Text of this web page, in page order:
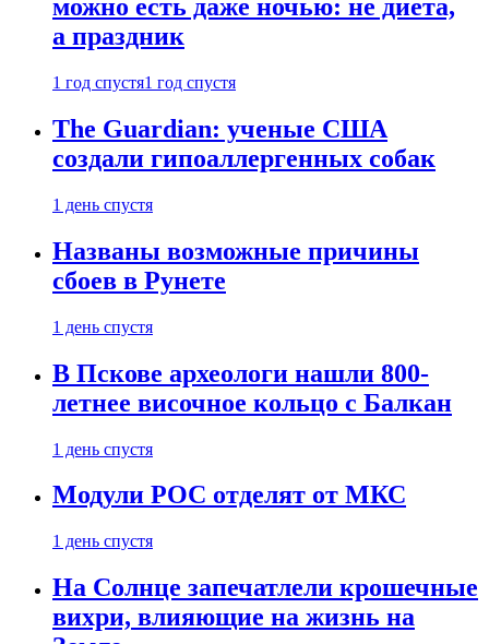
можно есть даже ночью: не диета,
а праздник
1 год спустя1 год спустя
The Guardian: ученые США
создали гипоаллергенных собак
1 день спустя
Названы возможные причины
сбоев в Рунете
1 день спустя
В Пскове археологи нашли 800-
летнее височное кольцо с Балкан
1 день спустя
Модули РОС отделят от МКС
1 день спустя
На Солнце запечатлели крошечные
вихри, влияющие на жизнь на